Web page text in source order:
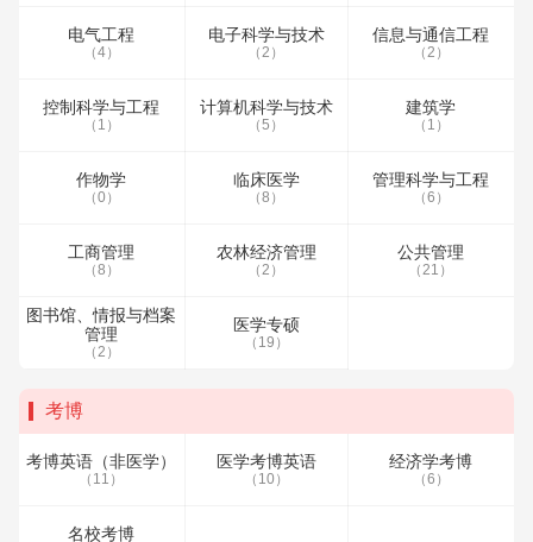
电气工程
（4）
电子科学与技术
（2）
信息与通信工程
（2）
控制科学与工程
（1）
计算机科学与技术
（5）
建筑学
（1）
作物学
（0）
临床医学
（8）
管理科学与工程
（6）
工商管理
（8）
农林经济管理
（2）
公共管理
（21）
图书馆、情报与档案
管理
（2）
医学专硕
（19）
考博
考博英语（非医学）
（11）
医学考博英语
（10）
经济学考博
（6）
名校考博